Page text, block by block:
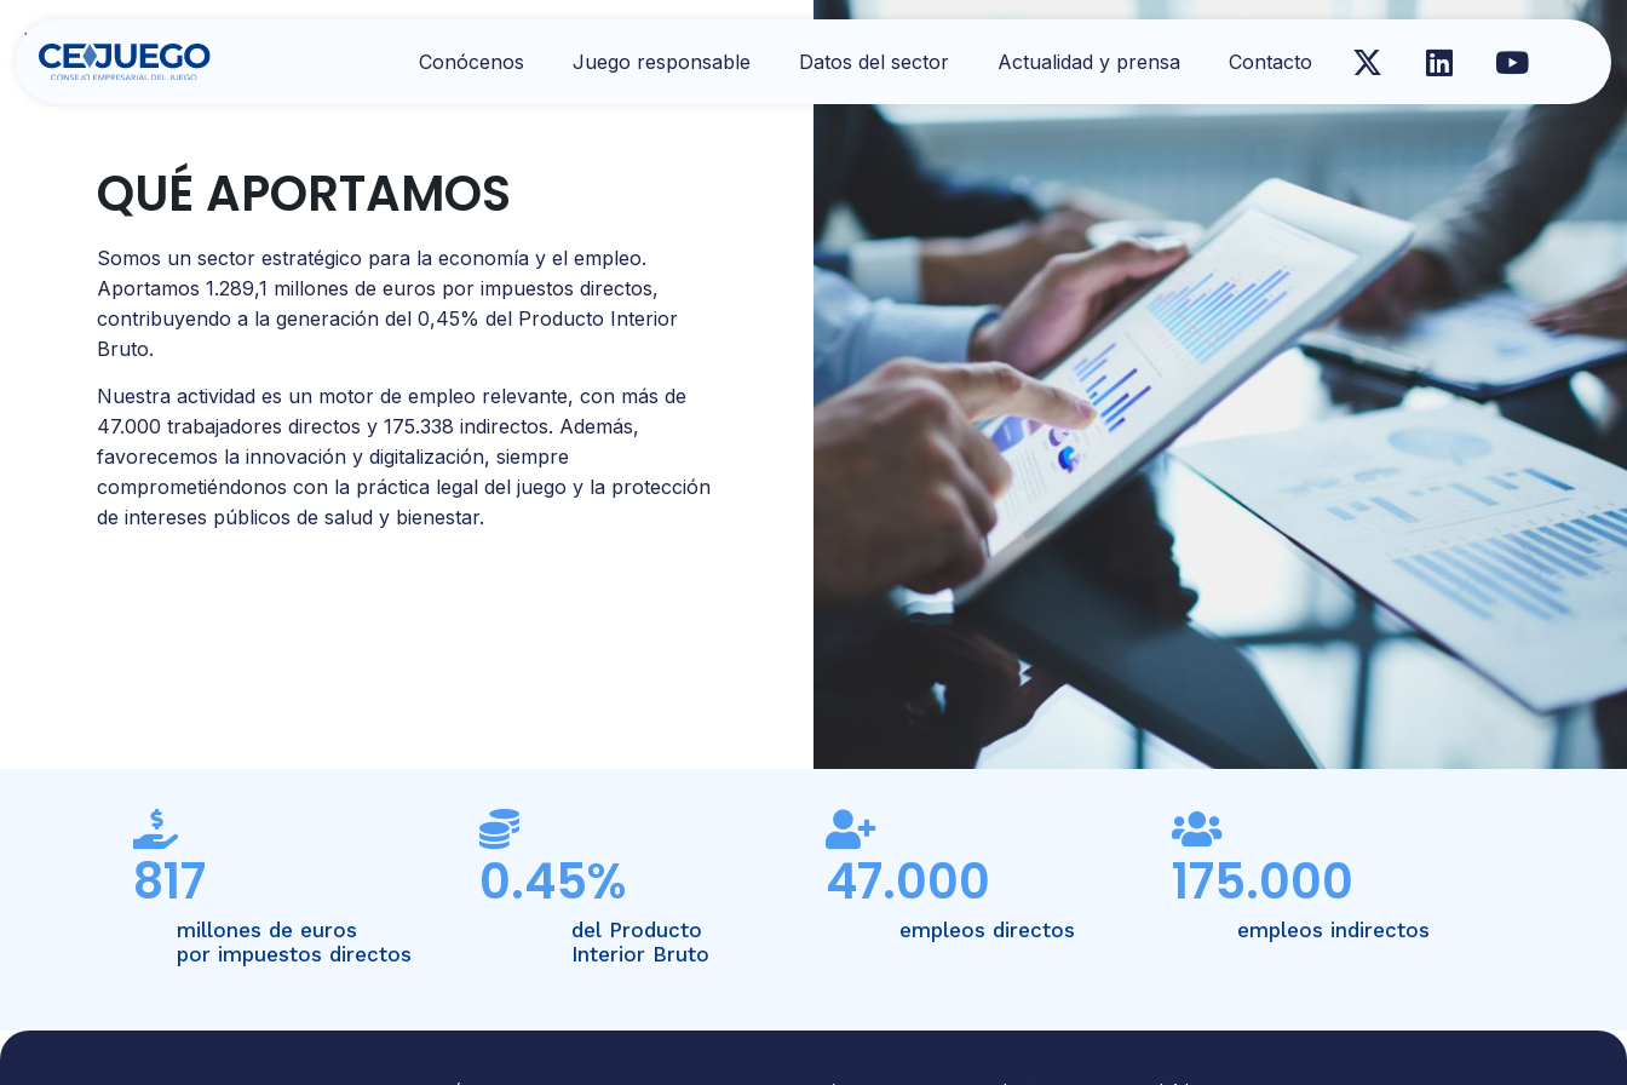
Conócenos Juego responsable Datos del sector Actualidad y prensa Contacto
Home>Qué aportamos
QUÉ APORTAMOS
Somos un sector estratégico para la economía y el empleo.
Aportamos 1.289,1 millones de euros por impuestos directos,
contribuyendo a la generación del 0,45% del Producto Interior
Bruto.
Nuestra actividad es un motor de empleo relevante, con más de
47.000 trabajadores directos y 175.338 indirectos. Además,
favorecemos la innovación y digitalización, siempre
comprometiéndonos con la práctica legal del juego y la protección
de intereses públicos de salud y bienestar.
millones de euros
por impuestos directos
817
del Producto
Interior Bruto
0.45%
empleos directos
47.000
empleos indirectos
175.000